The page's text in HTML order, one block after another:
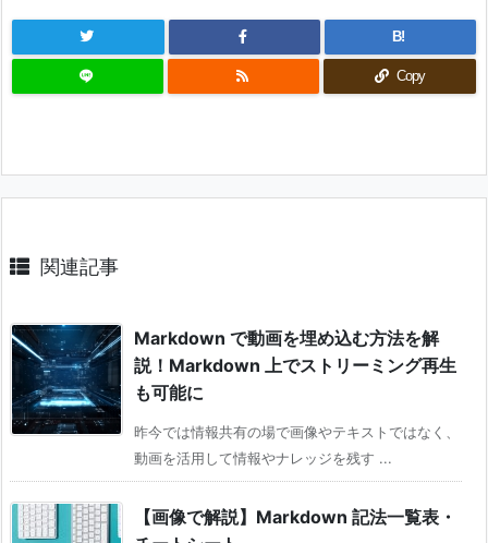
B!
Copy
関連記事
Markdown で動画を埋め込む方法を解
説！Markdown 上でストリーミング再生
も可能に
昨今では情報共有の場で画像やテキストではなく、
動画を活用して情報やナレッジを残す ...
【画像で解説】Markdown 記法一覧表・